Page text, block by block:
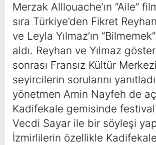
Merzak Alllouache’ın “Aile”
sıra Türkiye’den Fikret
ve Leyla Yılmaz’ın
aldı. Reyhan ve Yılmaz
sonrası Fransız Kültür
seyircilerin sorularını
yönetmen Amin Nayfeh de
Kadifekale gemisinde
Vecdi Sayar ile bir söyleşi
İzmirlilerin özellikle